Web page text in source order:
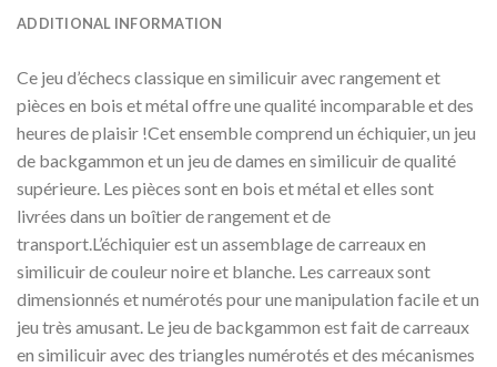
ADDITIONAL INFORMATION
Ce jeu d’échecs classique en similicuir avec rangement et
pièces en bois et métal offre une qualité incomparable et des
heures de plaisir !Cet ensemble comprend un échiquier, un jeu
de backgammon et un jeu de dames en similicuir de qualité
supérieure. Les pièces sont en bois et métal et elles sont
livrées dans un boîtier de rangement et de
transport.L’échiquier est un assemblage de carreaux en
similicuir de couleur noire et blanche. Les carreaux sont
dimensionnés et numérotés pour une manipulation facile et un
jeu très amusant. Le jeu de backgammon est fait de carreaux
en similicuir avec des triangles numérotés et des mécanismes